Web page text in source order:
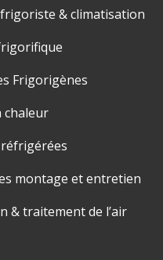
& climatisation
Frigorigènes
chaleur
montage et entretien
& traitement de l’air